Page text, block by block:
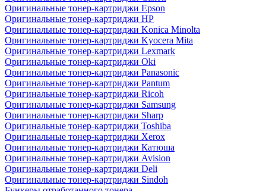
Оригинальные тонер-картриджи Epson
Оригинальные тонер-картриджи HP
Оригинальные тонер-картриджи Konica Minolta
Оригинальные тонер-картриджи Kyocera Mita
Оригинальные тонер-картриджи Lexmark
Оригинальные тонер-картриджи Oki
Оригинальные тонер-картриджи Panasonic
Оригинальные тонер-картриджи Pantum
Оригинальные тонер-картриджи Ricoh
Оригинальные тонер-картриджи Samsung
Оригинальные тонер-картриджи Sharp
Оригинальные тонер-картриджи Toshiba
Оригинальные тонер-картриджи Xerox
Оригинальные тонер-картриджи Катюша
Оригинальные тонер-картриджи Avision
Оригинальные тонер-картриджи Deli
Оригинальные тонер-картриджи Sindoh